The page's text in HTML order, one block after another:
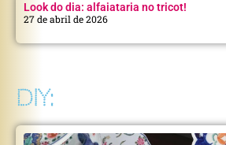
Look do dia: alfaiataria no tricot!
27 de abril de 2026
DIY: